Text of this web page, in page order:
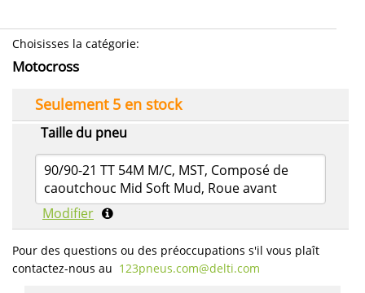
Choisisses la catégorie:
Motocross
Taille du pneu
90/90-21 TT 54M M/C, MST, Composé de
caoutchouc Mid Soft Mud, Roue avant
Modifier
Seulement 5 en stock
Pour des questions ou des préoccupations s'il vous plaît
contactez-nous au 123pneus.com​@delti.com